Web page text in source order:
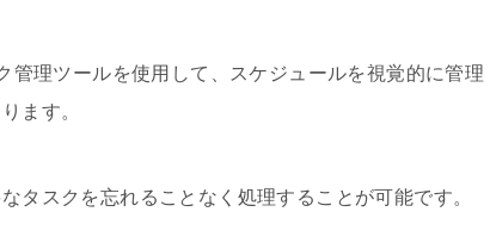
理ツールを使用して、スケジュールを視覚的に管理
ます。
タスクを忘れることなく処理することが可能です。